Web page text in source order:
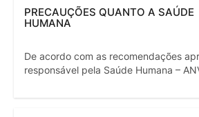
PRECAUÇÕES QUANTO A SAÚDE
HUMANA
De acordo com as recomendações
responsável pela Saúde Humana –